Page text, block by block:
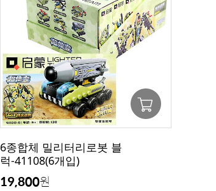
6종합체 밀리터리로봇 블
럭-41108(6개입)
19,800원